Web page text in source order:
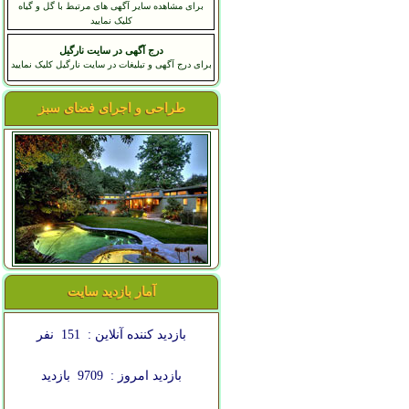
برای مشاهده سایر آگهی های مرتبط با گل و گیاه
کلیک نمایید
درج آگهی در سایت نارگیل
برای درج آگهی و تبلیغات در سایت نارگیل کلیک نمایید
طراحی و اجرای فضای سبز
آمار بازدید سایت
بازدید کننده آنلاین : 151 نفر
بازدید امروز : 9709 بازدید